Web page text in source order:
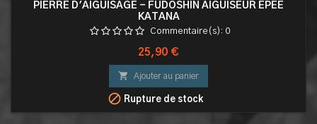
PIERRE D'AIGUISAGE - FUDOSHIN AIGUISEUR EPEE
KATANA
Commentaire(s): 0
Prix
25,90 €
 Ajouter au panier
 Rupture de stock